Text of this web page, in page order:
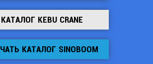
КАТАЛОГ KEBU CRANE
КАТАЛОГ SINOBOOM